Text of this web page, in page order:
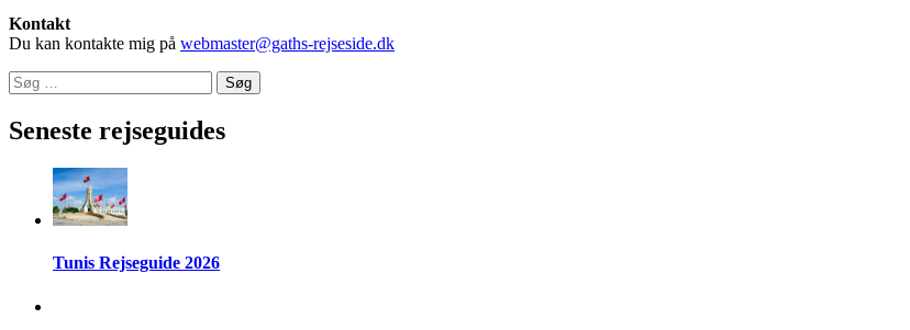
Kontakt
Du kan kontakte mig på webmaster@gaths-rejseside.dk
Søg
efter:
Seneste rejseguides
Tunis Rejseguide 2026